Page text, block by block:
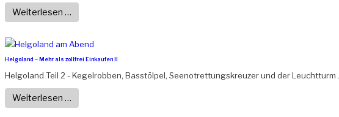
Weiterlesen …
Helgoland – Mehr als zollfrei Einkaufen II
Helgoland Teil 2 - Kegelrobben, Basstölpel, Seenotrettungskreuzer und der Leuchtturm
Weiterlesen …